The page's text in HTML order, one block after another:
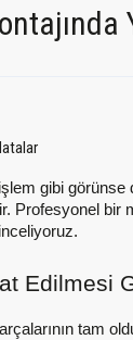
gibi
Profesyonel bir
Edilmesi
tam